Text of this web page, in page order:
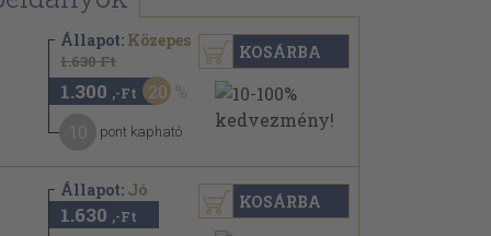
Állapot: Közepes
1.630 Ft
1.300 ,-Ft 20
pont kapható
KOSÁRBA
Állapot: Jó
1.630 ,-Ft
KOSÁRBA